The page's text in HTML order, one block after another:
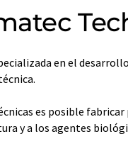
en el
es posible
y a los agentes